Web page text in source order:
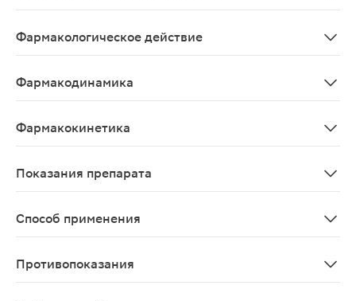
Фармакологическое действие
Фармакодинамика
Фармакокинетика
Показания препарата
Способ применения
Противопоказания